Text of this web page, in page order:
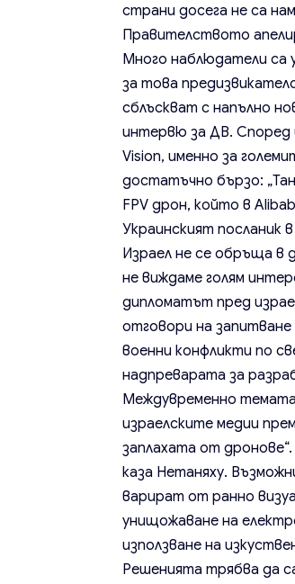
страни досега не са
Правителството
Много наблюдатели са
за това
сблъскват с напълно
интервю за ДВ. Според
Vision, именно за
достатъчно бързо:
FPV дрон, който в
Украинският посланик
Израел не се обръща в
не виждаме голям
дипломатът пред
отговори на
военни конфликти по
надпреварата за
Междувременно темата
израелските медии
заплахата от
каза Нетаняху.
варират от ранно
унищожаване на
използване на
Решенията трябва да